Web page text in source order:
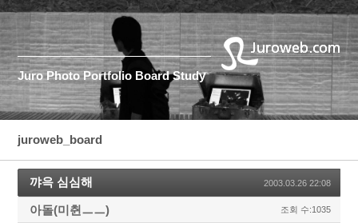
Juro Photo Portfolio Board Study
juroweb_board
꺄윽 심심해 2003.03.26 22:08
아돌(미췬ㅡㅡ) 조회 수:1035